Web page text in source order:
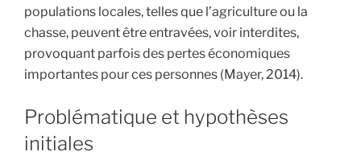
populations locales, telles que l’agriculture ou la
chasse, peuvent être entravées, voir interdites,
provoquant parfois des pertes économiques
importantes pour ces personnes (Mayer, 2014).
Problématique et hypothèses
initiales